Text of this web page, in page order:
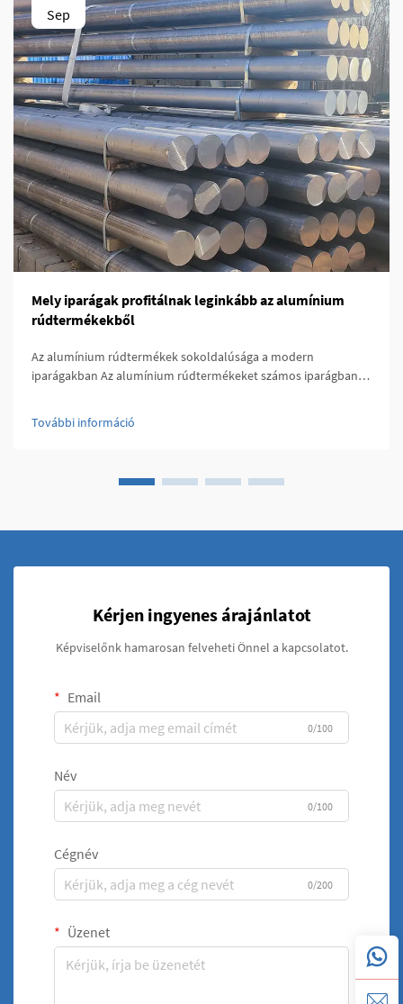
Sep
Mely iparágak profitálnak leginkább az alumínium
rúdtermékekből
Az alumínium rúdtermékek sokoldalúsága a modern
iparágakban Az alumínium rúdtermékeket számos iparágban
erősségüknek, könnyűségüknek és korrózióállóságuknak. Ezek
a termékek kiváló...
További információ
Kérjen ingyenes árajánlatot
Képviselőnk hamarosan felveheti Önnel a kapcsolatot.
Email
0/100
Név
0/100
Cégnév
0/200
Üzenet